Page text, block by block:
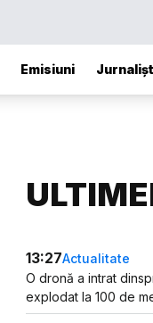
Emisiuni
13:27Actualitate
O dronă a intrat
explodat la 100 de